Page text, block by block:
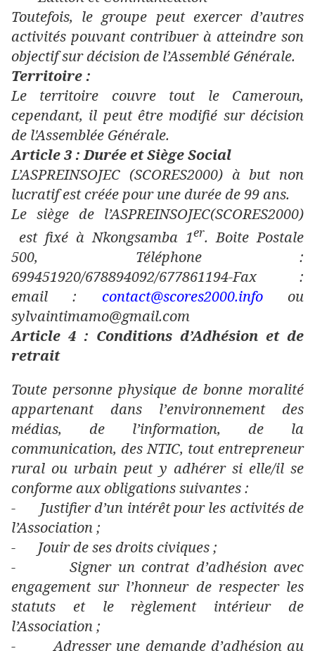
Toutefois, le groupe peut exercer d’autres
activités pouvant contribuer à atteindre son
objectif sur décision de l’Assemblé Générale.
Territoire :
Le territoire couvre tout le Cameroun,
cependant, il peut être modifié sur décision
de l'Assemblée Générale.
Article 3 : Durée et Siège Social
L’ASPREINSOJEC (SCORES2000) à but non
lucratif est créée pour une durée de 99 ans.
Le siège de l’ASPREINSOJEC(SCORES2000)
est fixé à Nkongsamba 1er. Boite Postale
500, Téléphone :
699451920/678894092/677861194-Fax :
email : contact@scores2000.infoou
sylvaintimamo@gmail.com
Article 4 : Conditions d’Adhésion et de
retrait
Toute personne physique de bonne moralité
appartenant dans l’environnement des
médias, de l’information, de la
communication, des NTIC, tout entrepreneur
rural ou urbain peut y adhérer si elle/il se
conforme aux obligations suivantes :
-
Justifier d’un intérêt pour les activités de
l’Association ;
-
Jouir de ses droits civiques ;
-
Signer un contrat d’adhésion avec
engagement sur l’honneur de respecter les
statuts et le règlement intérieur de
l’Association ;
-
Adresser une demande d’adhésion au